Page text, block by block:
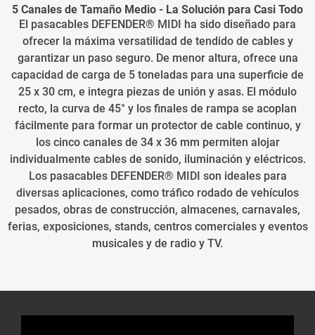
5 Canales de Tamaño Medio - La Solución para Casi Todo
El pasacables DEFENDER® MIDI ha sido diseñado para
ofrecer la máxima versatilidad de tendido de cables y
garantizar un paso seguro. De menor altura, ofrece una
capacidad de carga de 5 toneladas para una superficie de
25 x 30 cm, e integra piezas de unión y asas. El módulo
recto, la curva de 45° y los finales de rampa se acoplan
fácilmente para formar un protector de cable continuo, y
los cinco canales de 34 x 36 mm permiten alojar
individualmente cables de sonido, iluminación y eléctricos.
Los pasacables DEFENDER® MIDI son ideales para
diversas aplicaciones, como tráfico rodado de vehículos
pesados, obras de construcción, almacenes, carnavales,
ferias, exposiciones, stands, centros comerciales y eventos
musicales y de radio y TV.